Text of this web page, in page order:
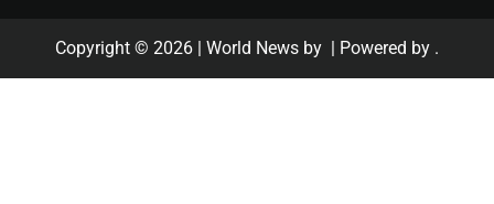
Copyright © 2026 | World News by | Powered by .